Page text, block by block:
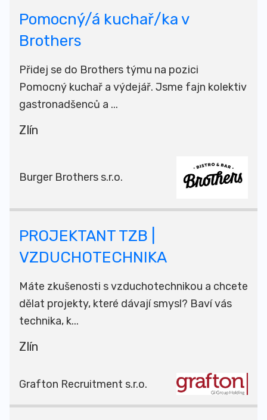
Pomocný/á kuchař/ka v
Brothers
Přidej se do Brothers týmu na pozici
Pomocný kuchař a výdejář. Jsme fajn kolektiv
gastronadšenců a ...
Zlín
Burger Brothers s.r.o.
PROJEKTANT TZB |
VZDUCHOTECHNIKA
Máte zkušenosti s vzduchotechnikou a chcete
dělat projekty, které dávají smysl? Baví vás
technika, k...
Zlín
Grafton Recruitment s.r.o.